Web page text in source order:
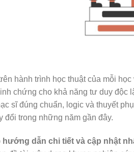
hành trình học thuật của mỗi
chứng cho khả năng tư duy độc
sĩ đúng chuẩn, logic và thuyết
đổi trong những năm gần đây.
hướng dẫn chi tiết và cập nhật